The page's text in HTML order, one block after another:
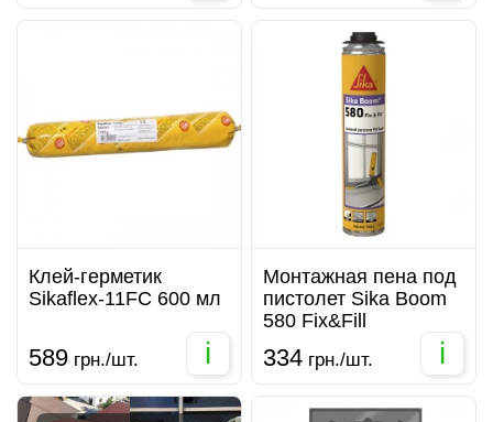
Клей-герметик
Sikaflex-11FC 600 мл
589 грн./шт. i
Монтажная пена под
пистолет Sika Boom
580 Fix&Fill
334 грн./шт. i